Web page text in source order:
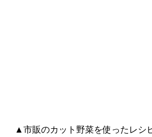
▲市販のカット野菜を使ったレシ